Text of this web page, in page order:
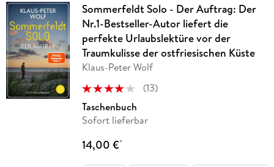
Sommerfeldt Solo - Der Auftrag: Der
Nr.1-Bestseller-Autor liefert die
perfekte Urlaubslektüre vor der
Traumkulisse der ostfriesischen Küste
Klaus-Peter Wolf
(13)
Taschenbuch
Sofort lieferbar
14,00 €*